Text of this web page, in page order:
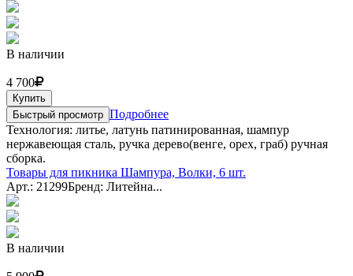
В наличии
4 700
Купить
Быстрый просмотр Подробнее
Технология: литье, латунь патинированная, шампур
нержавеющая сталь, ручка дерево(венге, орех, граб) ручная
сборка.
Товары для пикника Шампура, Волки, 6 шт.
Арт.: 21299Бренд: Литейна...
В наличии